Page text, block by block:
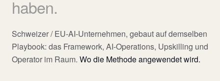
haben.
Schweizer / EU-AI-Unternehmen, gebaut auf demselben
Playbook: das Framework, AI-Operations, Upskilling und
Operator im Raum. Wo die Methode angewendet wird.